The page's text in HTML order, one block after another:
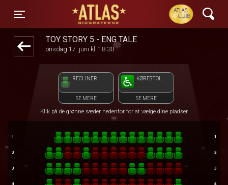
Toggle navigation
ATLAS Biograferne
TOY STORY 5 - ENG TALE
onsdag 17. juni kl. 18:30
RECLINER
SE MERE
KØRESTOL
SE MERE
Klik på de grønne sæder nedenfor for at vælge dine pladser
front03-cc 062350